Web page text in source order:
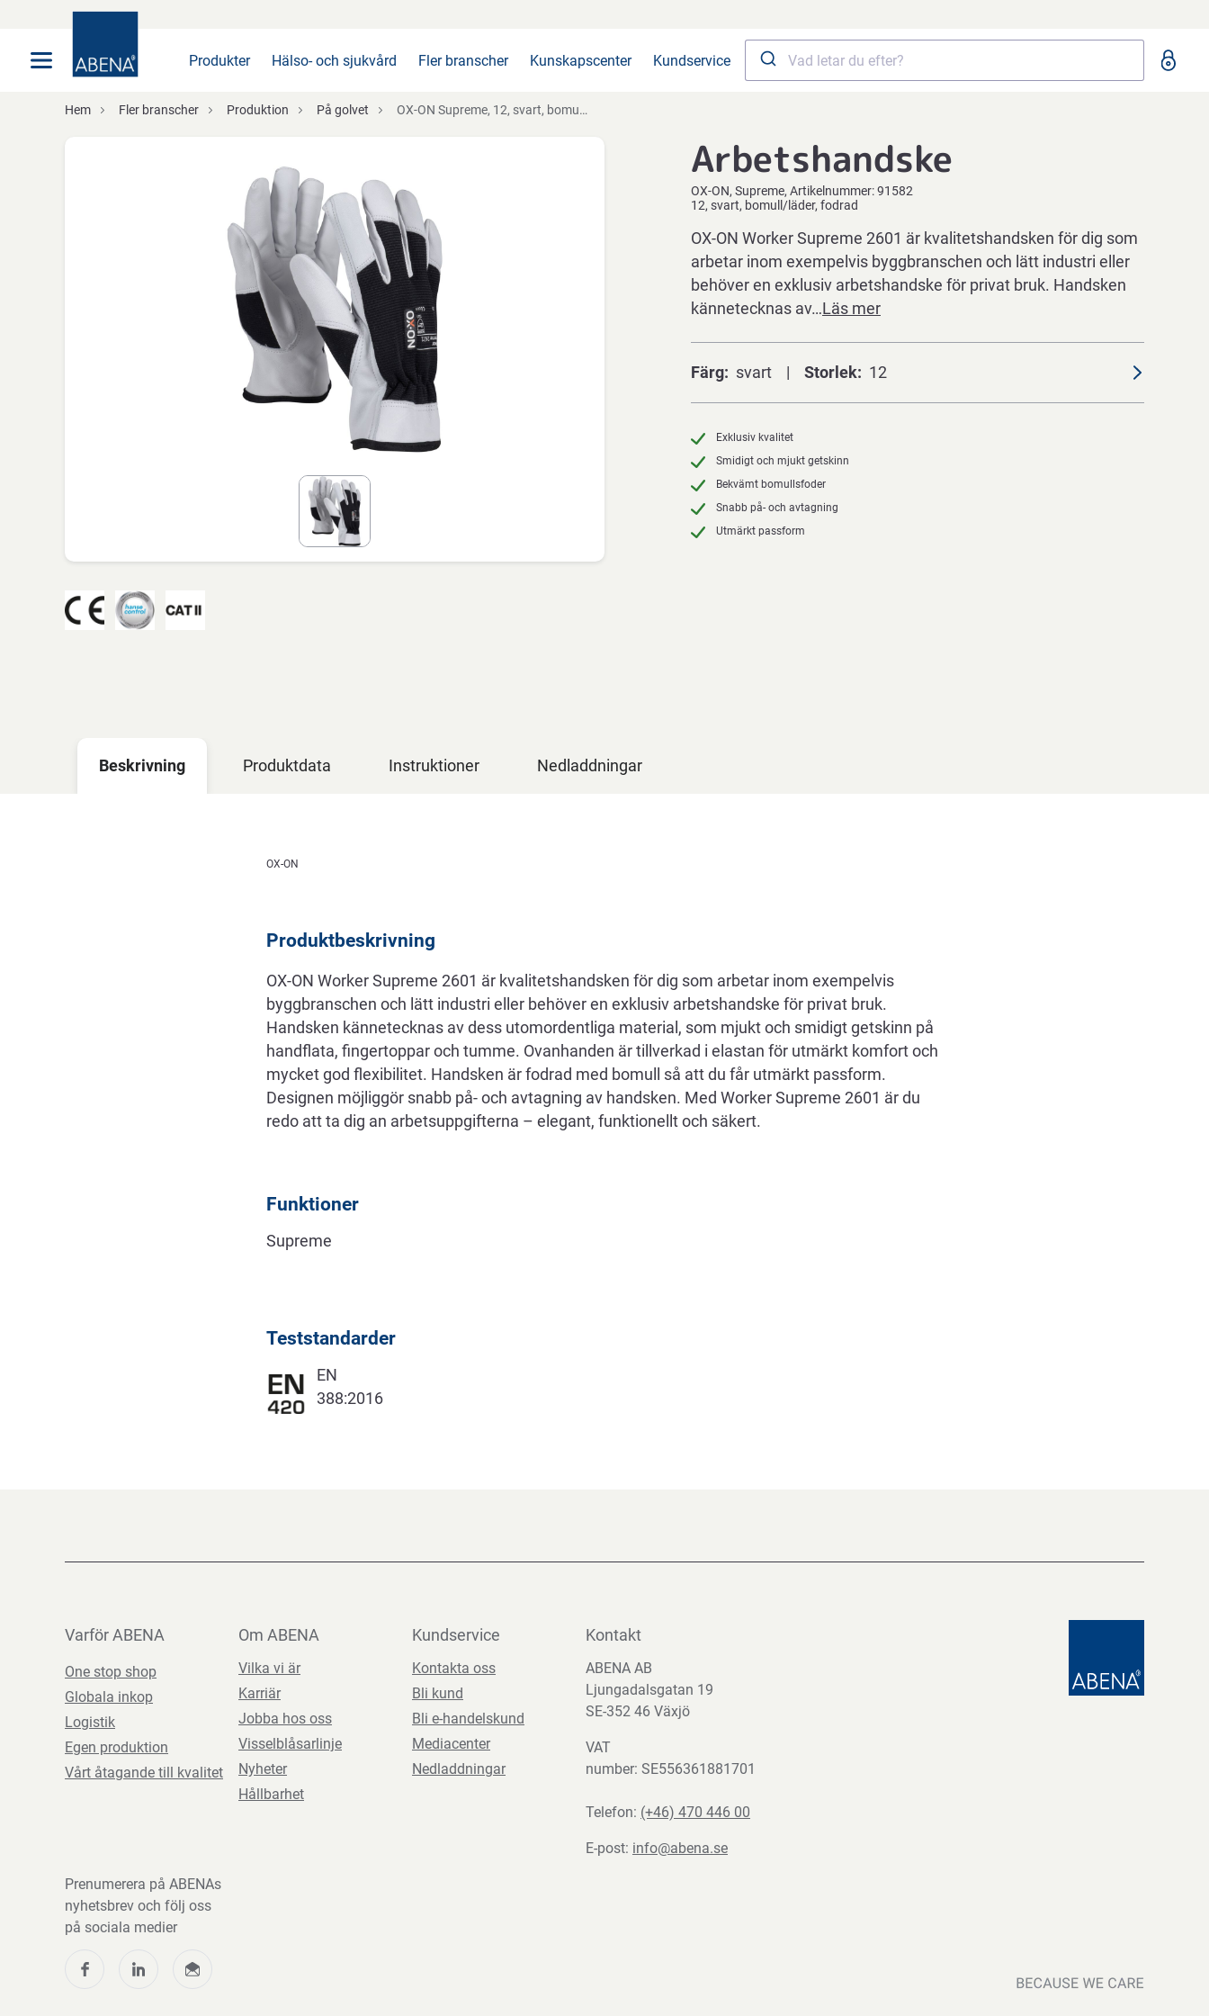
Produkter Hälso- och sjukvård Fler branscher Kunskapscenter Kundservice
Hem Fler branscher Produktion På golvet OX-ON Supreme, 12, svart, bomull/läder, fodrad
Arbetshandske
OX-ON Supreme Artikelnummer:91582
12, svart, bomull/läder, fodrad
OX-ON Worker Supreme 2601 är kvalitetshandsken för dig som
arbetar inom exempelvis byggbranschen och lätt industri eller
behöver en exklusiv arbetshandske för privat bruk. Handsken
kännetecknas av…Läs mer
Färg svart Storlek 12
Exklusiv kvalitet
Smidigt och mjukt getskinn
Bekvämt bomullsfoder
Snabb på- och avtagning
Utmärkt passform
Beskrivning Produktdata Instruktioner Nedladdningar
Beskrivning
OX-ON
Produktbeskrivning
OX-ON Worker Supreme 2601 är kvalitetshandsken för dig som arbetar inom exempelvis
byggbranschen och lätt industri eller behöver en exklusiv arbetshandske för privat bruk.
Handsken kännetecknas av dess utomordentliga material, som mjukt och smidigt getskinn på
handflata, fingertoppar och tumme. Ovanhanden är tillverkad i elastan för utmärkt komfort och
mycket god flexibilitet. Handsken är fodrad med bomull så att du får utmärkt passform.
Designen möjliggör snabb på- och avtagning av handsken. Med Worker Supreme 2601 är du
redo att ta dig an arbetsuppgifterna – elegant, funktionellt och säkert.
Funktioner
Supreme
Teststandarder
EN
388:2016
Varför ABENA
One stop shop
Globala inkop
Logistik
Egen produktion
Vårt åtagande till kvalitet
Om ABENA
Vilka vi är
Karriär
Jobba hos oss
Visselblåsarlinje
Nyheter
Hållbarhet
Kundservice
Kontakta oss
Bli kund
Bli e-handelskund
Mediacenter
Nedladdningar
Kontakt
ABENA AB
Ljungadalsgatan 19
SE-352 46 Växjö
VAT
number: SE556361881701
Telefon: (+46) 470 446 00
E-post: info@abena.se
Prenumerera på ABENAs
nyhetsbrev och följ oss
på sociala medier